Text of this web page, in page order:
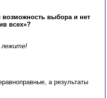
возможность выбора и нет
всех»?
лежите!
а результаты